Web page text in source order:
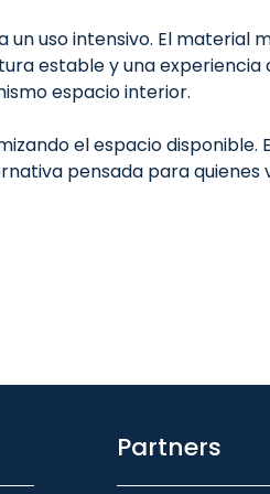
uso intensivo. El material
estable y una
espacio interior.
el espacio disponible.
pensada para quienes
Partners